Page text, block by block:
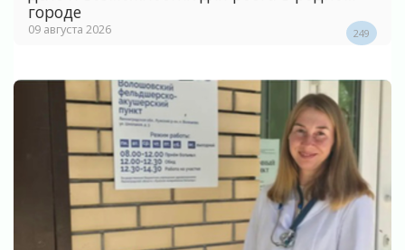
городе
09 августа 2026 249